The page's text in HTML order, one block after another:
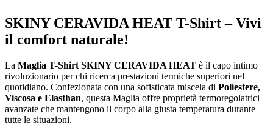
SKINY CERAVIDA HEAT T-Shirt – Vivi
il comfort naturale!
La Maglia T-Shirt SKINY CERAVIDA HEAT è il capo intimo
rivoluzionario per chi ricerca prestazioni termiche superiori nel
quotidiano. Confezionata con una sofisticata miscela di Poliestere,
Viscosa e Elasthan, questa Maglia offre proprietà termoregolatrici
avanzate che mantengono il corpo alla giusta temperatura durante
tutte le situazioni.